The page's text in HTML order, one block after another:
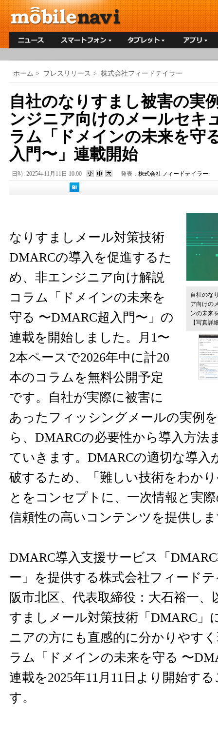
ホーム > プレスリリース > 株式会社フィードテイラー
自社のなりすまし被害の実
ンジニア向けのメールセキ
ラム「ドメインの未来を守
入門〜」連載開始
日時: 2025年11月11日 10:00 発表： 株式会社フィードテイラー
自社のな
ア向けの
ンの未来
【写真詳
なりすましメール対策技術
DMARCの導入を促進するた
め、非エンジニア向け解説
コラム「ドメインの未来を
守る 〜DMARC超入門〜」の
連載を開始しました。月1〜
2本ペースで2026年中に計20
本のコラムを無料公開予定
です。自社が実際に被害に
あったフィッシングメールの実例
ら、DMARCの必要性から導入方法
ていきます。DMARCの適切な導入
破するため、「難しい技術をわか
とをコンセプトに、一次情報と実
信頼性の高いコンテンツを提供し
DMARC導入支援サービス「
ー」を提供する株式会社フィード
阪市北区、代表取締役：大石裕一
すましメール対策技術「DMARC」
ニアの方にも直感的に分かりやす
ラム「ドメインの未来を守る 〜
連載を2025年11月11日より開始す
す。